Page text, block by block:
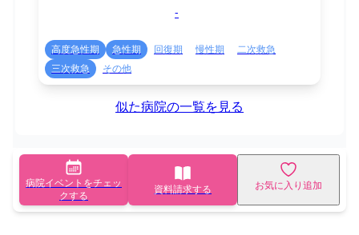
-
高度急性期 急性期 回復期 慢性期
二次救急
三次救急
その他
似た病院の一覧を見る
病院イベントをチェッ
クする
資料請求する お気に入り追加